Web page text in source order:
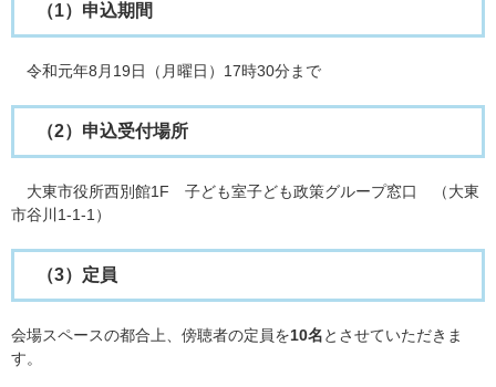
（1）申込期間
令和元年8月19日（月曜日）17時30分まで
（2）申込受付場所
大東市役所西別館1F 子ども室子ども政策グループ窓口 （大東
市谷川1-1-1）
（3）定員
会場スペースの都合上、傍聴者の定員を10名とさせていただきま
す。